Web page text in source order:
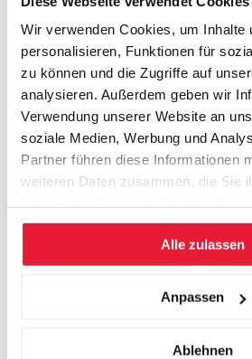
Wir verwenden Cookies, um Inhalte
personalisieren, Funktionen für
zu können und die Zugriffe auf
analysieren. Außerdem geben wir
Verwendung unserer Website an
soziale Medien, Werbung und
Partner führen diese Informationen
weiteren Daten zusammen, die Sie
gesammelt haben.
Alle zulassen
Anpassen
Ablehnen
strategischen, führungsmässigen und
Entscheidungen zu treffen.
Veranstalter
St. Gallen Business School. Die St.
Weiterbildung für die Praxis. Qualität